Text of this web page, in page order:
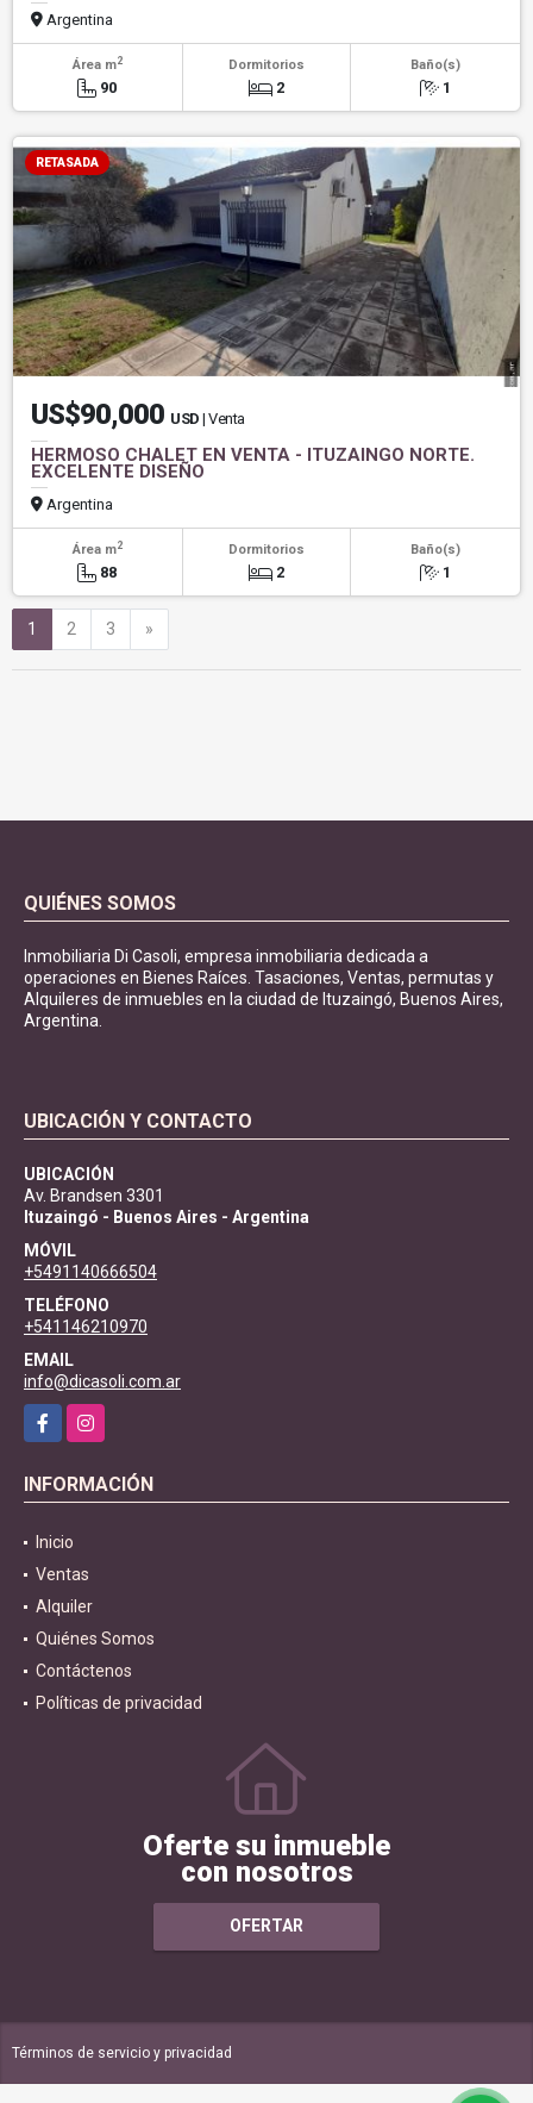
Argentina
Área m2
90
Dormitorios
2
Baño(s)
1
RETASADA
US$90,000 USD | Venta
HERMOSO CHALET EN VENTA - ITUZAINGO NORTE.
EXCELENTE DISEÑO
Argentina
Área m2
88
Dormitorios
2
Baño(s)
1
1 2 3 »
QUIÉNES SOMOS
Inmobiliaria Di Casoli, empresa inmobiliaria dedicada a
operaciones en Bienes Raíces. Tasaciones, Ventas, permutas y
Alquileres de inmuebles en la ciudad de Ituzaingó, Buenos Aires,
Argentina.
UBICACIÓN Y CONTACTO
UBICACIÓN
Av. Brandsen 3301
Ituzaingó - Buenos Aires - Argentina
MÓVIL
+5491140666504
TELÉFONO
+541146210970
EMAIL
info@dicasoli.com.ar
FacebookInstagram
INFORMACIÓN
Inicio
Ventas
Alquiler
Quiénes Somos
Contáctenos
Políticas de privacidad
Oferte su inmueble
con nosotros
OFERTAR
Términos de servicio y privacidad